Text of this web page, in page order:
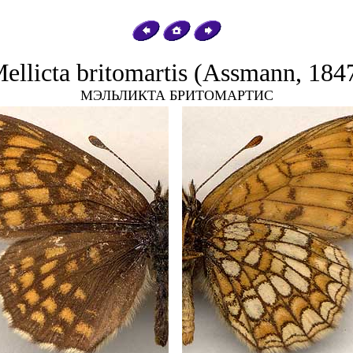
britomartis (Assmann,
МЭЛЬЛИКТА БРИТОМАРТИС